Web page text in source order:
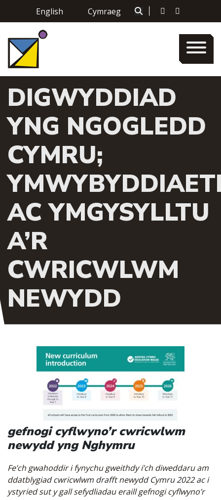
English Cymraeg
DIGWYDDIAD
YNG NGOGLEDD
CYMRU;
AC YMGYSYLLTU
A’R
CWRICWLWM
NEWYDD
gefnogi cyflwyno’r cwricwlwm
newydd yng Nghymru
Fe’ch gwahoddir i fynychu gweithdy i’ch diweddaru am
ddatblygiad cwricwlwm drafft newydd Cymru 2022 ac i
ystyried sut y gall sefydliadau eraill gefnogi cyflwyno’r